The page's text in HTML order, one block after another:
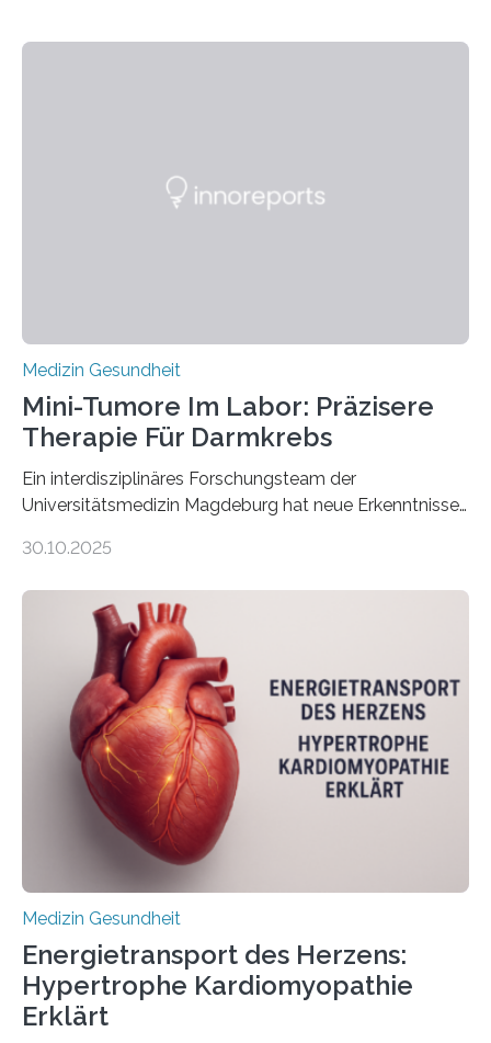
Medizin Gesundheit
Mini-Tumore Im Labor: Präzisere
Therapie Für Darmkrebs
Ein interdisziplinäres Forschungsteam der
Universitätsmedizin Magdeburg hat neue Erkenntnisse
behandelt werden kann. In ihrer aktuellen Studie,
Oncology, zeigen die Forschenden, dass Mini-Tumore
aus Gewebe von Patientinnen und Patienten –
sogenannte Organoide – genutzt werden können, um
vorab zu prüfen, welche Medikamente am besten
wirken. Dabei wurde ein Eiweiß identifiziert, das künftig
als Biomarker für die Wahl der passenden Therapie
dienen könnte. Darmkrebs zählt weltweit zu den
häufigsten Krebsarten und stellt…
30.10.2025
Medizin Gesundheit
Energietransport des Herzens:
Hypertrophe Kardiomyopathie
Erklärt